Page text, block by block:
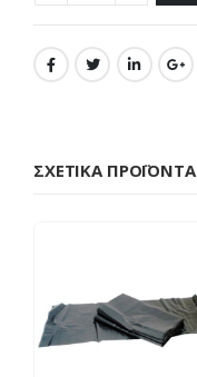
ΣΧΕΤΙΚΆ ΠΡΟΪΌΝΤΑ